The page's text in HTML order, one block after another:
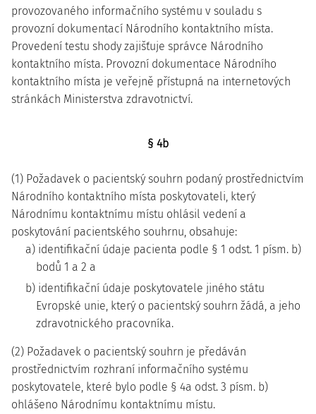
provozovaného informačního systému v souladu s
provozní dokumentací Národního kontaktního místa.
Provedení testu shody zajišťuje správce Národního
kontaktního místa. Provozní dokumentace Národního
kontaktního místa je veřejně přístupná na internetových
stránkách Ministerstva zdravotnictví.
§ 4b
(1) Požadavek o pacientský souhrn podaný prostřednictvím
Národního kontaktního místa poskytovateli, který
Národnímu kontaktnímu místu ohlásil vedení a
poskytování pacientského souhrnu, obsahuje:
a) identifikační údaje pacienta podle § 1 odst. 1 písm. b)
bodů 1 a 2 a
b) identifikační údaje poskytovatele jiného státu
Evropské unie, který o pacientský souhrn žádá, a jeho
zdravotnického pracovníka.
(2) Požadavek o pacientský souhrn je předáván
prostřednictvím rozhraní informačního systému
poskytovatele, které bylo podle § 4a odst. 3 písm. b)
ohlášeno Národnímu kontaktnímu místu.